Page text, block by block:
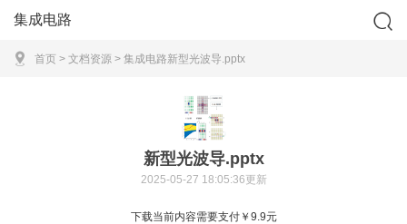
集成电路
首页 > 文档资源 > 集成电路新型光波导.pptx
新型光波导.pptx
2025-05-27 18:05:36更新
下载当前内容需要支付￥9.9元